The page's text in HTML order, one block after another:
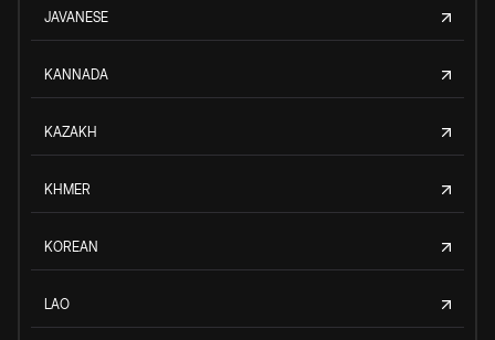
JAVANESE
KANNADA
KAZAKH
KHMER
KOREAN
LAO